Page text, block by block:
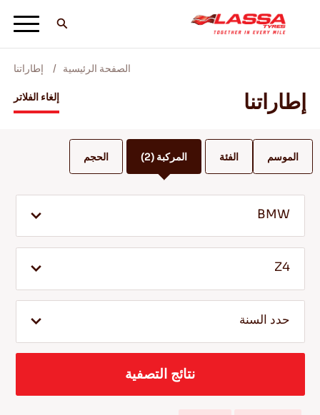
المدونات ومقاطع الفيديو
الخدمة والمساعدة
الصفحة الرئيسية إطاراتنا
إطاراتنا إلغاء الفلاتر
الموسم الفئة المركبة (2) الحجم
BMW
Z4
حدد السنة
نتائج التصفية